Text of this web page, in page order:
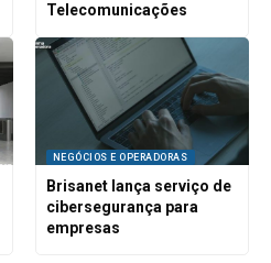
Telecomunicações
NEGÓCIOS E OPERADORAS
Brisanet lança serviço de
cibersegurança para
empresas